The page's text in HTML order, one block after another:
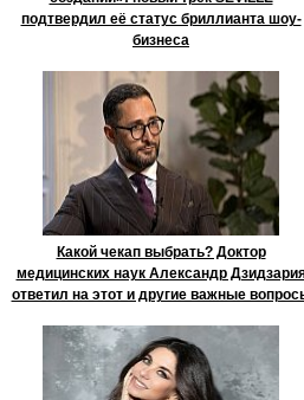
подтвердил её статус бриллианта шоу-
бизнеса
Какой чекап выбрать? Доктор
медицинских наук Александр
ответил на этот и другие важные